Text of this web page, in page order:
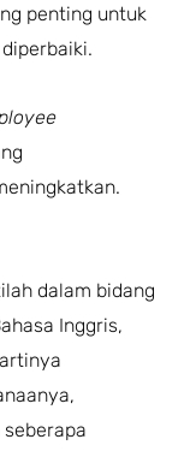
penting untuk
dalam bidang
Inggris,